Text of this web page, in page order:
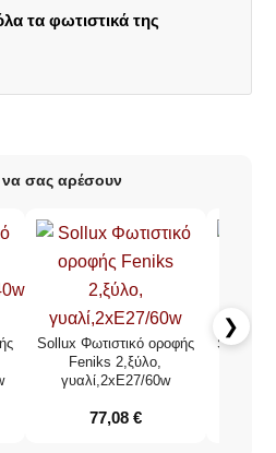
τα φωτιστικά της
σας αρέσουν
Sollux Φωτιστικό οροφής
Feniks 2,ξύλο,
γυαλί,2xE27/60w
77,08 €
Sollux
❯